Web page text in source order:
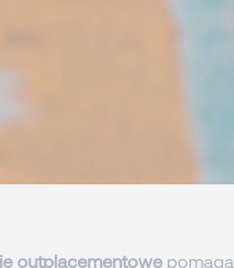
outplacementowepomaga